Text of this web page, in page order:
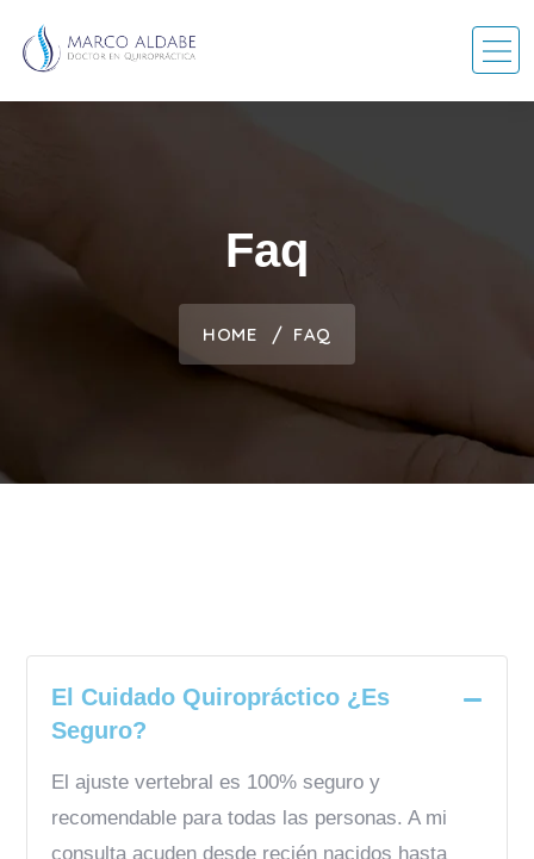
Faq
HOME FAQ
El Cuidado Quiropráctico ¿Es
Seguro?
El ajuste vertebral es 100% seguro y
recomendable para todas las personas. A mi
consulta acuden desde recién nacidos hasta